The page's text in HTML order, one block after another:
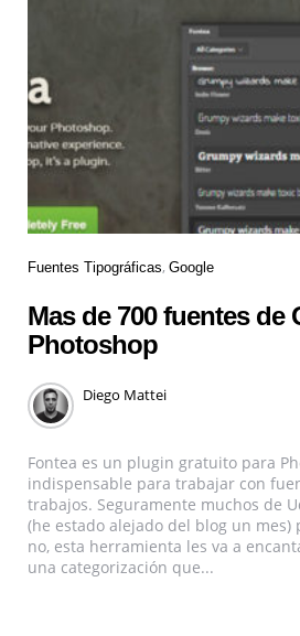
Fuentes Tipográficas Google
Mas de 700 fuentes de
Photoshop
Diego Mattei
Fontea es un plugin gratuito para
indispensable para trabajar con
trabajos. Seguramente muchos de
(he estado alejado del blog un mes)
no, esta herramienta les va a
una categorización que...